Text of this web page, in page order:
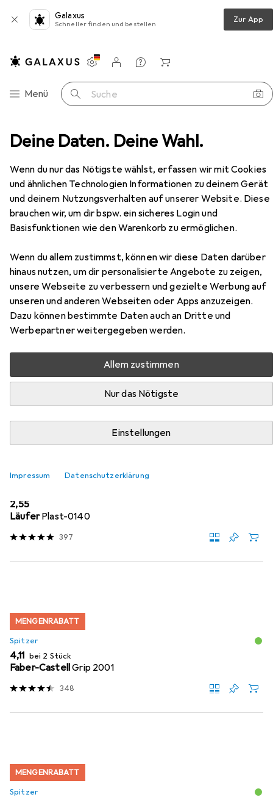
Deine Daten. Deine Wahl.
Wenn du nur das Nötigste wählst, erfassen wir mit Cookies
und ähnlichen Technologien Informationen zu deinem Gerät
und deinem Nutzungsverhalten auf unserer Website. Diese
brauchen wir, um dir bspw. ein sicheres Login und
Basisfunktionen wie den Warenkorb zu ermöglichen.
Wenn du allem zustimmst, können wir diese Daten darüber
hinaus nutzen, um dir personalisierte Angebote zu zeigen,
unsere Webseite zu verbessern und gezielte Werbung auf
unseren und anderen Webseiten oder Apps anzuzeigen.
Dazu können bestimmte Daten auch an Dritte und
Werbepartner weitergegeben werden.
Allem zustimmen
Nur das Nötigste
Einstellungen
Impressum Datenschutzerklärung
Galaxus
Schneller finden und bestellen Zur App
Navigation nach Kategorien
Menü Suche
Einstellungen
Kundenkonto
Vergleichslisten
Merklisten
Warenkorb
Malstifte Bruynzeel Expression Aquarellstifte
EUR
14,38 bei 2 Stück
BruynzeelExpression Aquarellstifte
Zubehör für Bruynzeel
Expression Aquarellstifte
Hier findest du passendes Zubehör zum Produkt
Bruynzeel Expression Aquarellstifte aus den Kategorien
Korrekturmittel und Spitzer.
Beliebt Korrekturmittel Spitzer
EUR
2,55
Läufer Plast-0140
397
MENGENRABATT
Spitzer
EUR
4,11 bei 2 Stück
Faber-CastellGrip 2001
348
MENGENRABATT
Spitzer